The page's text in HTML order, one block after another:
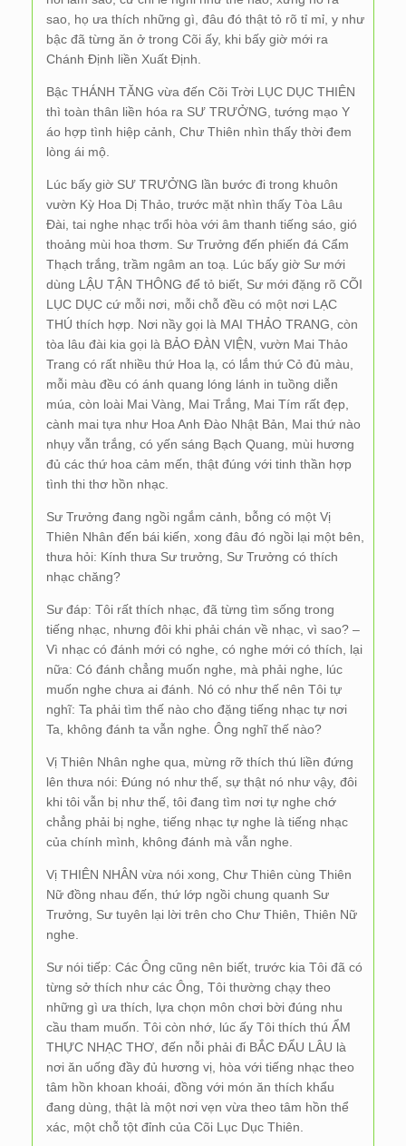
sao, họ ưa thích những gì, đâu đó thật tỏ rõ tỉ mỉ, y như
bậc đã từng ăn ở trong Cõi ấy, khi bấy giờ mới ra
Chánh Định liền Xuất Định.
Bậc THÁNH TĂNG vừa đến Cõi Trời LỤC DỤC THIÊN
thì toàn thân liền hóa ra SƯ TRƯỞNG, tướng mạo Y
áo hợp tình hiệp cảnh, Chư Thiên nhìn thấy thời đem
lòng ái mộ.
Lúc bấy giờ SƯ TRƯỞNG lần bước đi trong khuôn
vườn Kỳ Hoa Dị Thảo, trước mặt nhìn thấy Tòa Lâu
Đài, tai nghe nhạc trổi hòa với âm thanh tiếng sáo, gió
thoảng mùi hoa thơm. Sư Trưởng đến phiến đá Cẩm
Thạch trắng, trầm ngâm an toạ. Lúc bấy giờ Sư mới
dùng LẬU TẬN THÔNG để tỏ biết, Sư mới đặng rõ CÕI
LỤC DỤC cứ mỗi nơi, mỗi chỗ đều có một nơi LẠC
THÚ thích hợp. Nơi nầy gọi là MAI THẢO TRANG, còn
tòa lâu đài kia gọi là BẢO ĐÀN VIỆN, vườn Mai Thảo
Trang có rất nhiều thứ Hoa lạ, có lắm thứ Cỏ đủ màu,
mỗi màu đều có ánh quang lóng lánh in tuồng diễn
múa, còn loài Mai Vàng, Mai Trắng, Mai Tím rất đẹp,
cành mai tựa như Hoa Anh Đào Nhật Bản, Mai thứ nào
nhụy vẫn trắng, có yến sáng Bạch Quang, mùi hương
đủ các thứ hoa cảm mến, thật đúng với tinh thần hợp
tình thi thơ hồn nhạc.
Sư Trưởng đang ngồi ngắm cảnh, bỗng có một Vị
Thiên Nhân đến bái kiến, xong đâu đó ngồi lại một bên,
thưa hỏi: Kính thưa Sư trưởng, Sư Trưởng có thích
nhạc chăng?
Sư đáp: Tôi rất thích nhạc, đã từng tìm sống trong
tiếng nhạc, nhưng đôi khi phải chán về nhạc, vì sao? –
Vì nhạc có đánh mới có nghe, có nghe mới có thích, lại
nữa: Có đánh chẳng muốn nghe, mà phải nghe, lúc
muốn nghe chưa ai đánh. Nó có như thế nên Tôi tự
nghĩ: Ta phải tìm thế nào cho đặng tiếng nhạc tự nơi
Ta, không đánh ta vẫn nghe. Ông nghĩ thế nào?
Vị Thiên Nhân nghe qua, mừng rỡ thích thú liền đứng
lên thưa nói: Đúng nó như thế, sự thật nó như vậy, đôi
khi tôi vẫn bị như thế, tôi đang tìm nơi tự nghe chớ
chẳng phải bị nghe, tiếng nhạc tự nghe là tiếng nhạc
của chính mình, không đánh mà vẫn nghe.
Vị THIÊN NHÂN vừa nói xong, Chư Thiên cùng Thiên
Nữ đồng nhau đến, thứ lớp ngồi chung quanh Sư
Trưởng, Sư tuyên lại lời trên cho Chư Thiên, Thiên Nữ
nghe.
Sư nói tiếp: Các Ông cũng nên biết, trước kia Tôi đã có
từng sở thích như các Ông, Tôi thường chạy theo
những gì ưa thích, lựa chọn môn chơi bời đúng nhu
cầu tham muốn. Tôi còn nhớ, lúc ấy Tôi thích thú ẨM
THỰC NHẠC THƠ, đến nỗi phải đi BẮC ĐẨU LÂU là
nơi ăn uống đầy đủ hương vị, hòa với tiếng nhạc theo
tâm hồn khoan khoái, đồng với món ăn thích khẩu
đang dùng, thật là một nơi vẹn vừa theo tâm hồn thể
xác, một chỗ tột đỉnh của Cõi Lục Dục Thiên.